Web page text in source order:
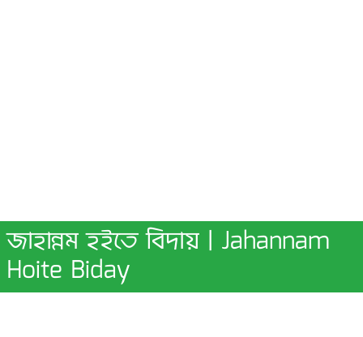
জাহান্নম হইতে বিদায় | Jahannam
Hoite Biday